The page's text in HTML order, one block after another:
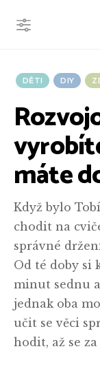
DĚTI DIY
máte
Když bylo
chodit na
správné
Od té doby si
minut sednu
jednak oba
učit se věci
hodit, až se